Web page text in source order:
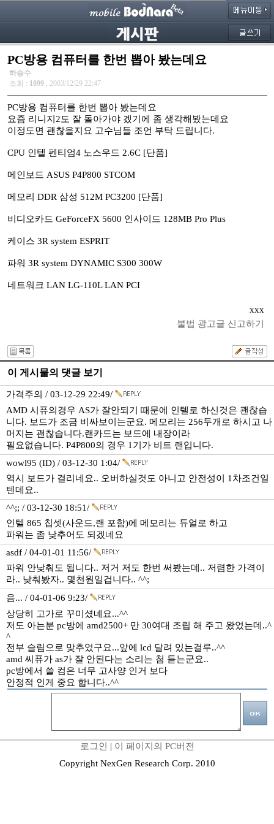
PC방용 컴퓨터를 한번 뽑아 봤는데요
하승수
조회 : 1899 , 2003/12/29 22:47
PC방용 컴퓨터를 한번 뽑아 봤는데요
요즘 리니지2도 잘 돌아가야 겠기에 좀 생각해봤는데요
이정도면 괜찮을지요 고수님들 조언 부탁 드립니다.
CPU 인텔 펜티엄4 노스우드 2.6C [단품]
메인보드 ASUS P4P800 STCOM
메모리 DDR 삼성 512M PC3200 [단품]
비디오카드 GeForceFX 5600 인사이드 128MB Pro Plus
케이스 3R system ESPRIT
파워 3R system DYNAMIC S300 300W
네트워크 LAN LG-110L LAN PCI
xxx
불법 광고글 신고하기
이 게시물의 댓글 보기
가격주의 / 03-12-29 22:49/
AMD 시퓨의경우 AS가 잘안되기 때문에 인텔로 하신것은 괜찮습
니다. 보드가 조금 비싸보이는군요. 메모리는 256두개로 하시고 나
머지는 괜찮습니다.랜카드는 보드에 내장이라
필요없습니다. P4P800의 경우 1기가 비트 랜입니다.
wowl95 (ID) / 03-12-30 1:04/
역시 보드가 걸리네요.. 오버하실것도 아니고 안전성이 1차조건일
텐데요..
^^;; / 03-12-30 18:51/
인텔 865 칩셋(사운드,랜 포함)에 메모리는 듀얼로 하고
파워는 좀 낮추어도 되겠네요
asdf / 04-01-01 11:56/
파워 안낮춰도 됩니다.. 저거 저도 한번 써봤는데.. 저렴한 가격이
라.. 낮춰봤자.. 몇천원일겁니다.. ^^;
음... / 04-01-06 9:23/
상당히 고가로 꾸미셨네요...^^
저도 아는분 pc방에 amd2500+ 만 30여대 조립 해 주고 왔었는데..^
^
전부 슬림으로 맞추었구요...앞에 lcd 달려 있는걸루..^^
amd 씨퓨가 as가 잘 안된다는 소리는 첨 듣는군요..
pc방에서 쓸 컴은 너무 고사양 인거 보다
안정적 인게 중요 합니다..^^
로그인 | 이 페이지의 PC버전
Copyright NexGen Research Corp. 2010